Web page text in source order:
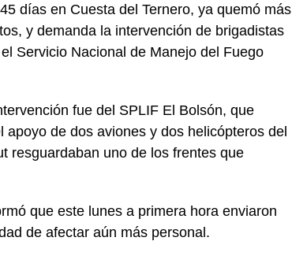
días en Cuesta del Ternero, ya quemó más
y demanda la intervención de brigadistas
Servicio Nacional de Manejo del Fuego
fue del SPLIF El Bolsón, que
de dos aviones y dos helicópteros del
resguardaban uno de los frentes que
que este lunes a primera hora enviaron
de afectar aún más personal.